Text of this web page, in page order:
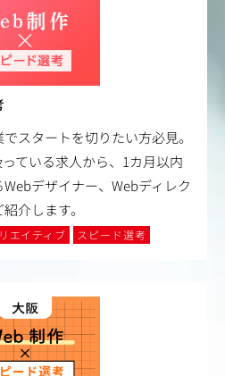
スタートを切りたい方必見。
ている求人から、1カ月以内
デザイナー、Webディレク
介します。
エイティブ スピード選考